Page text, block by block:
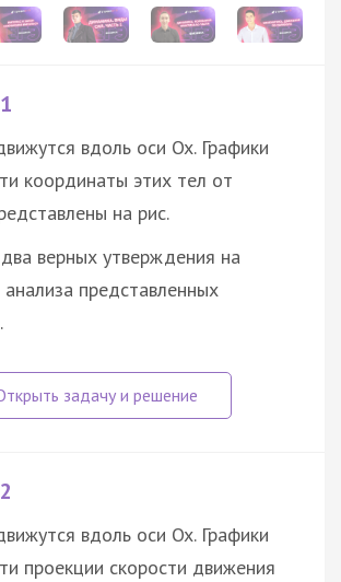
вдоль оси Ox. Графики
координаты этих тел от
на рис.
верных утверждения на
анализа представленных
вдоль оси Ox. Графики
проекции скорости движения